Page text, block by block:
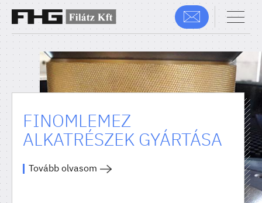
FINOMLEMEZ
ALKATRÉSZEK GYÁRTÁSA
Tovább olvasom